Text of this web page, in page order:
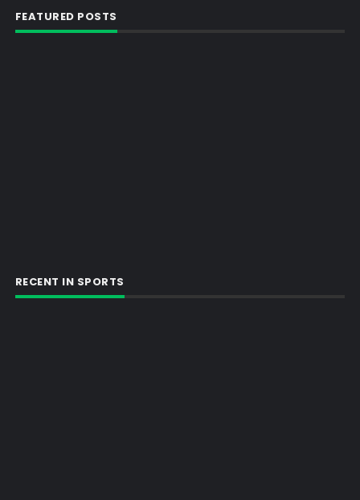
FEATURED POSTS
RECENT IN SPORTS